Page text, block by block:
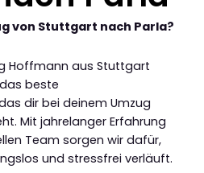
von Stuttgart nach Parla?
Hoffmann aus Stuttgart
beste
dir bei deinem Umzug
Mit jahrelanger Erfahrung
Team sorgen wir dafür,
und stressfrei verläuft.